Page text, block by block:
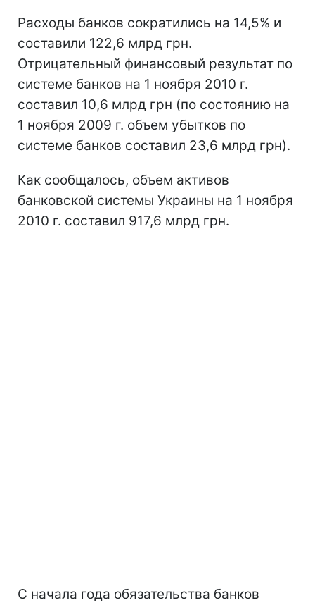
Расходы банков сократились на 14,5% и
составили 122,6 млрд грн.
Отрицательный финансовый результат по
системе банков на 1 ноября 2010 г.
составил 10,6 млрд грн (по состоянию на
1 ноября 2009 г. объем убытков по
системе банков составил 23,6 млрд грн).
Как сообщалось, объем активов
банковской системы Украины на 1 ноября
2010 г. составил 917,6 млрд грн.
С начала года обязательства банков